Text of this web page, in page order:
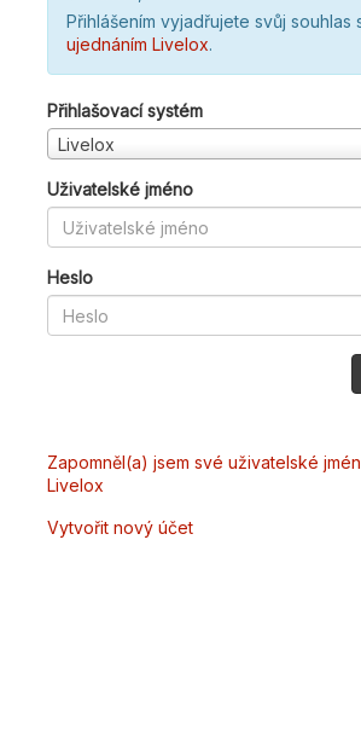
Přihlášením vyjadřujete svůj souhlas
ujednáním Livelox.
Přihlašovací systém
Livelox
Uživatelské jméno
Heslo
Zapomněl(a) jsem své uživatelské
Livelox
Vytvořit nový účet